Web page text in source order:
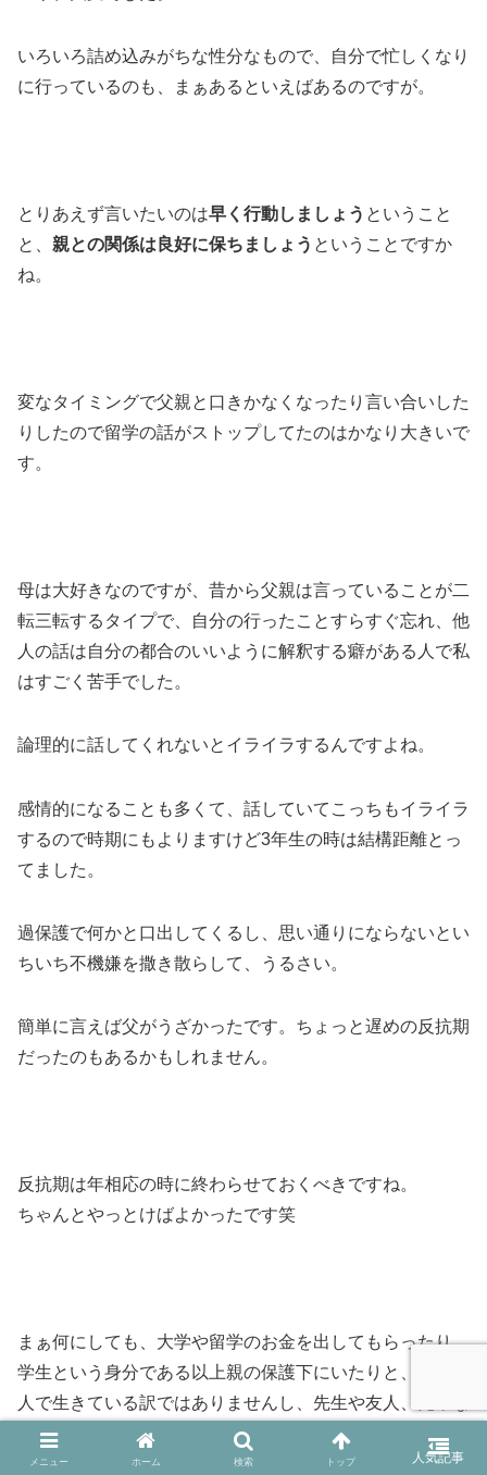
いろいろ詰め込みがちな性分なもので、自分で忙しくなり
に行っているのも、まぁあるといえばあるのですが。
とりあえず言いたいのは早く行動しましょう ということ
と、 親との関係は良好に保ちましょう ということですか
ね。
変なタイミングで父親と口きかなくなったり言い合いした
りしたので留学の話がストップしてたのはかなり大きいで
す。
母は大好きなのですが、昔から父親は言っていることが二
転三転するタイプで、自分の行ったことすらすぐ忘れ、他
人の話は自分の都合のいいように解釈する癖がある人で私
はすごく苦手でした。
論理的に話してくれないとイライラするんですよね。
感情的になることも多くて、話していてこっちもイライラ
するので時期にもよりますけど3年生の時は結構距離とっ
てました。
過保護で何かと口出してくるし、思い通りにならないとい
ちいち不機嫌を撒き散らして、うるさい。
簡単に言えば父がうざかったです。ちょっと遅めの反抗期
だったのもあるかもしれません。
反抗期は年相応の時に終わらせておくべきですね。
ちゃんとやっとけばよかったです笑
まぁ何にしても、大学や留学のお金を出してもらったり、
学生という身分である以上親の保護下にいたりと、自分一
人で生きている訳ではありませんし、先生や友人、先輩な
ど周りの人に何かしらでお世話になっています。
メニュー ホーム 検索 トップ